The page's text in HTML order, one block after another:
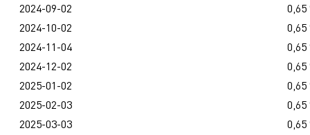
2024-09-02
0,65
2024-10-02
0,65
2024-11-04
0,65
2024-12-02
0,65
2025-01-02
0,65
2025-02-03
0,65
2025-03-03
0,65